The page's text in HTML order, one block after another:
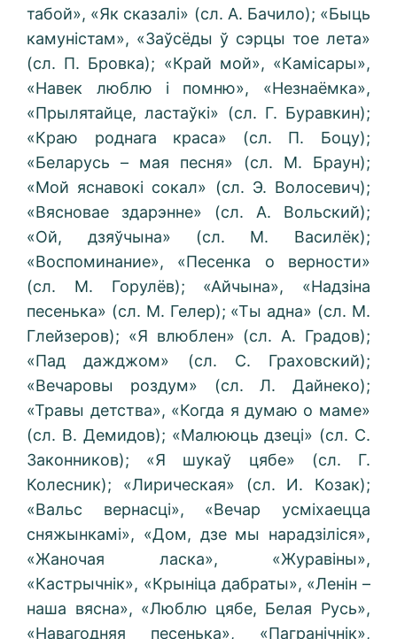
табой», «Як сказалі» (сл. А. Бачило); «Быць
камуністам», «Заўсёды ў сэрцы тое лета»
(сл. П. Бровка); «Край мой», «Камісары»,
«Навек люблю i помню», «Незнаёмка»,
«Прылятайце, ластаўкі» (сл. Г. Буравкин);
«Краю роднага краса» (сл. П. Боцу);
«Беларусь – мая песня» (сл. М. Браун);
«Мой яснавокі сокал» (сл. Э. Волосевич);
«Вясновае здарэнне» (сл. А. Вольский);
«Ой, дзяўчына» (сл. М. Василёк);
«Воспоминание», «Песенка о верности»
(сл. М. Горулёв); «Айчына», «Надзіна
песенька» (сл. М. Гелер); «Ты адна» (сл. М.
Глейзеров); «Я влюблен» (сл. А. Градов);
«Пад дажджом» (сл. С. Граховский);
«Вечаровы роздум» (сл. Л. Дайнеко);
«Травы детства», «Когда я думаю о маме»
(сл. В. Демидов); «Малююць дзеці» (сл. С.
Законников); «Я шукаў цябе» (сл. Г.
Колесник); «Лирическая» (сл. И. Козак);
«Вальс вернасці», «Вечар усміхаецца
сняжынкамі», «Дом, дзе мы нарадзіліся»,
«Жаночая ласка», «Журавіны»,
«Кастрычнік», «Крыніца дабраты», «Ленін –
наша вясна», «Люблю цябе, Белая Русь»,
«Навагодняя песенька», «Пагранічнік»,